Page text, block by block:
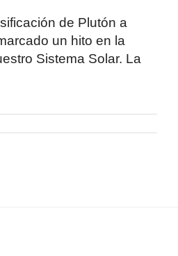
de Plutón a
un hito en la
Sistema Solar. La